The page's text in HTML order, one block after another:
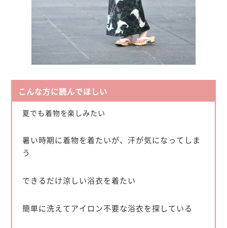
こんな方に読んでほしい
夏でも着物を楽しみたい
暑い時期に着物を着たいが、汗が気になってしま
う
できるだけ涼しい浴衣を着たい
簡単に洗えてアイロン不要な浴衣を探している